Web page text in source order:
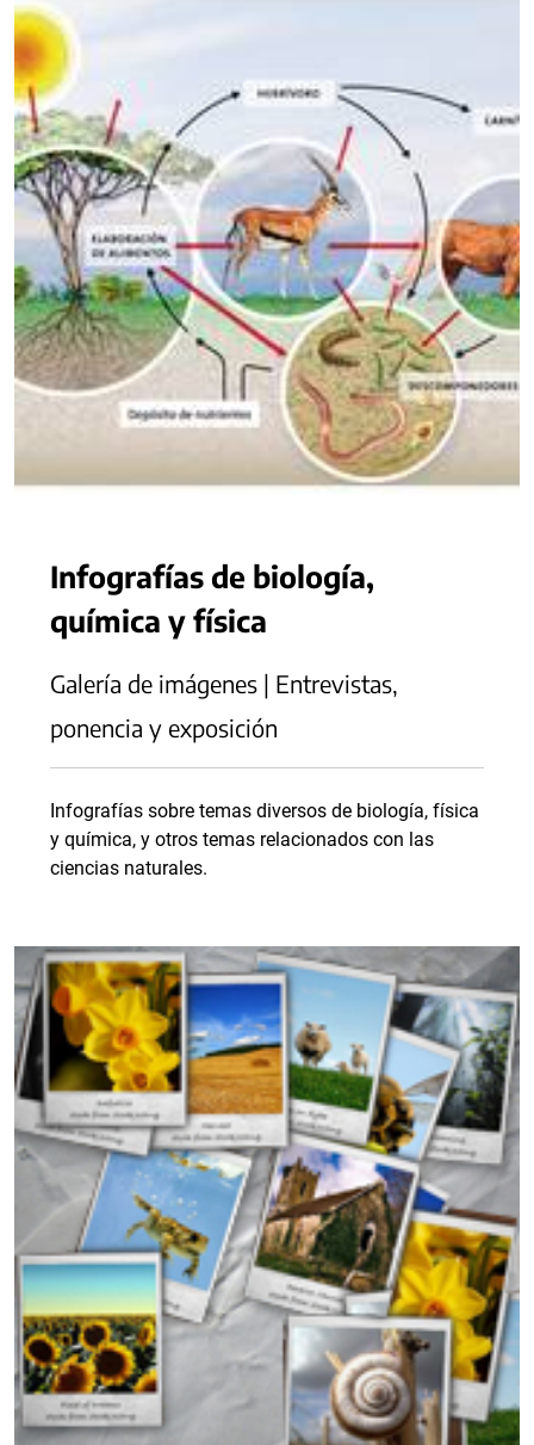
Infografías de biología,
química y física
Galería de imágenes | Entrevistas,
ponencia y exposición
Infografías sobre temas diversos de biología, física
y química, y otros temas relacionados con las
ciencias naturales.